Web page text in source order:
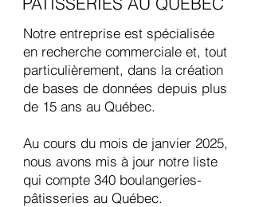
Notre entreprise est spécialisée
en recherche commerciale et, tout
particulièrement, dans la création
de bases de données depuis plus
de 15 ans au Québec.
Au cours du mois de janvier 2025,
nous avons mis à jour notre liste
qui compte 340 boulangeries-
pâtisseries au Québec.